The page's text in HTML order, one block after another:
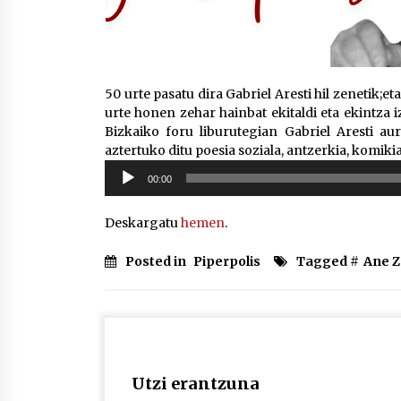
50 urte pasatu dira Gabriel Aresti hil
urte honen zehar hainbat ekitaldi eta ekintza
Bizkaiko foru liburutegian Gabriel Aresti
aztertuko ditu poesia soziala, antzerkia,
Soinu
erreproduzigailua
00:00
Deskargatuhemen.
Posted in Piperpolis Tagged # Ane
Utzi erantzuna